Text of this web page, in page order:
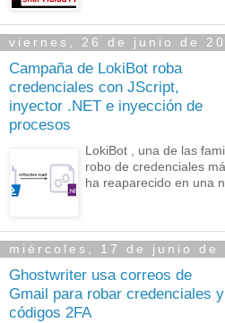
viernes, 26 de junio de
Campaña de LokiBot roba
credenciales con JScript,
inyector .NET e inyección de
procesos
LokiBot , una de las
robo de credenciales
ha reaparecido en una
miércoles, 17 de junio de
Ghostwriter usa correos de
Gmail para robar credenciales y
códigos 2FA